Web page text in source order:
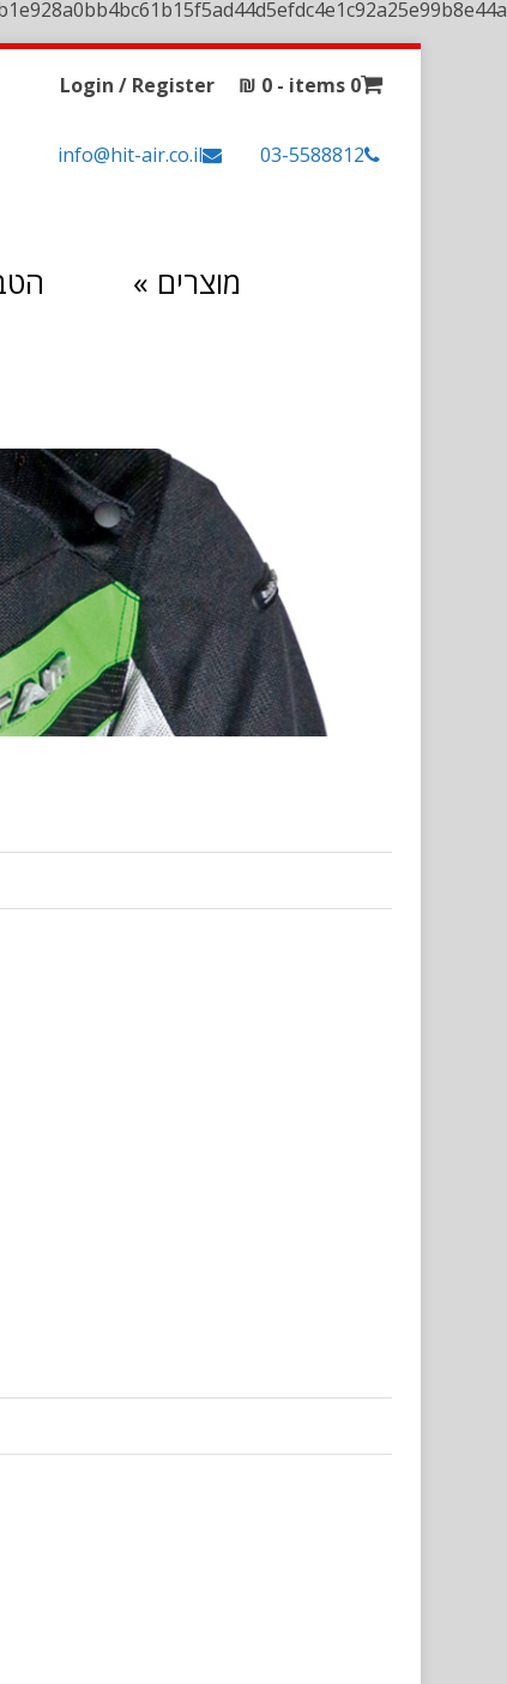
0 items -
₪ 0
Login / Register
03-5588812
info@hit-air.co.il
מוצרים »